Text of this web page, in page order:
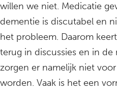
willen we niet. Medicatie
dementie is discutabel en
het probleem. Daarom
terug in discussies en in de
zorgen er namelijk niet
worden. Vaak is het een